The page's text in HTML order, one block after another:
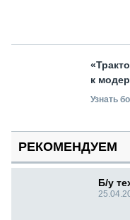
к
Узнать
РЕКОМЕНДУЕМ
Б/у